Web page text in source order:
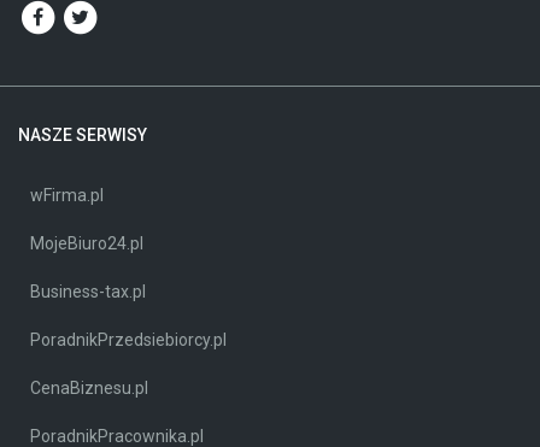
NASZE SERWISY
wFirma.pl
MojeBiuro24.pl
Business-tax.pl
PoradnikPrzedsiebiorcy.pl
CenaBiznesu.pl
PoradnikPracownika.pl